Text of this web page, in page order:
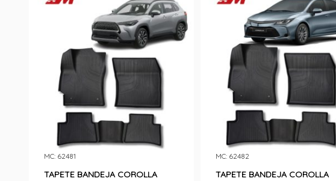
TAPETE BANDEJA COROLLA
MC: 62481
TAPETE BANDEJA COROLLA
MC: 62482